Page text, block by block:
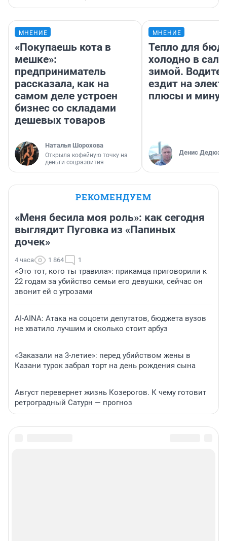
МНЕНИЕ
«Покупаешь кота в
мешке»:
предприниматель
рассказала, как на
самом деле устроен
бизнес со складами
дешевых товаров
Наталья Шорохова
Открыла кофейную точку на
деньги соцразвития
МНЕНИЕ
Тепло для
холодно в
зимой.
ездит на
плюсы и
Денис
РЕКОМЕНДУЕМ
«Меня бесила моя роль»: как сегодня
выглядит Пуговка из «Папиных
дочек»
4 часа 1 864 1
«Это тот, кого ты травила»: прикамца приговорили к
22 годам за убийство семьи его девушки, сейчас он
звонит ей с угрозами
AI-AINA: Атака на соцсети депутатов, бюджета вузов
не хватило лучшим и сколько стоит арбуз
«Заказали на 3-летие»: перед убийством жены в
Казани турок забрал торт на день рождения сына
Август перевернет жизнь Козерогов. К чему готовит
ретроградный Сатурн — прогноз